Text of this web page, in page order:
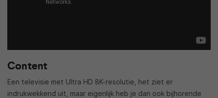
Content
Een televisie met Ultra HD 8K-resolutie, het ziet er
indrukwekkend uit, maar eigenlijk heb je dan ook bijhorende